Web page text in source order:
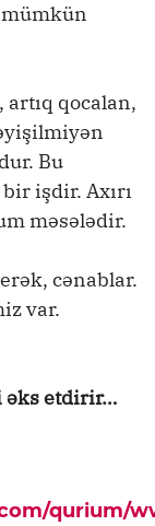
artıq qocalan,
Bu
işdir. Axırı
məsələdir.
cənablar.
var.
əks etdirir…
qurium/